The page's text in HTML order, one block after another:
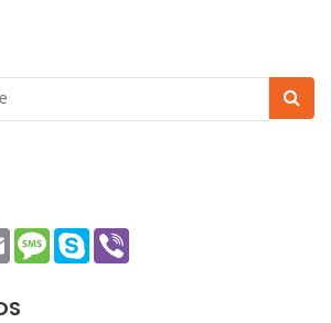
EmailMessage
Skype